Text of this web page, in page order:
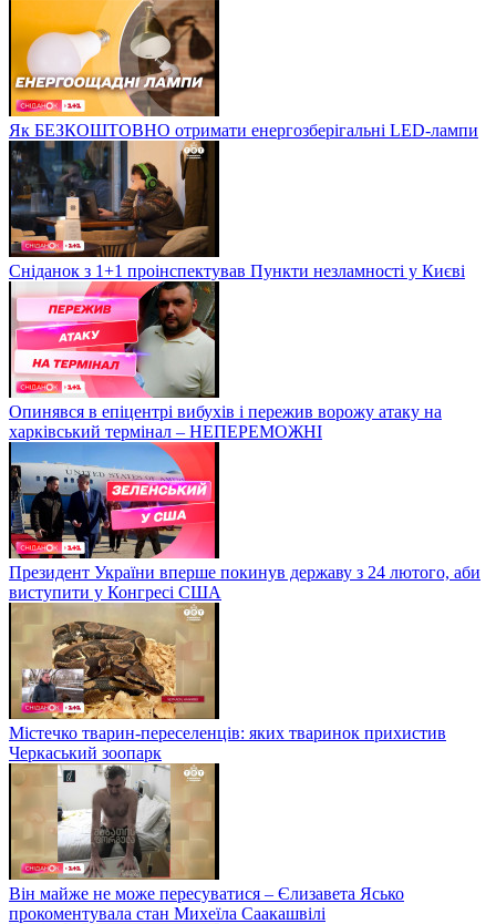
Як БЕЗКОШТОВНО отримати енергозберігальні LED-лампи
Сніданок з 1+1 проінспектував Пункти незламності у Києві
Опинявся в епіцентрі вибухів і пережив ворожу атаку на
харківський термінал – НЕПЕРЕМОЖНІ
Президент України вперше покинув державу з 24 лютого, аби
виступити у Конгресі США
Містечко тварин-переселенців: яких тваринок прихистив
Черкаський зоопарк
Він майже не може пересуватися – Єлизавета Ясько
прокоментувала стан Михеїла Саакашвілі